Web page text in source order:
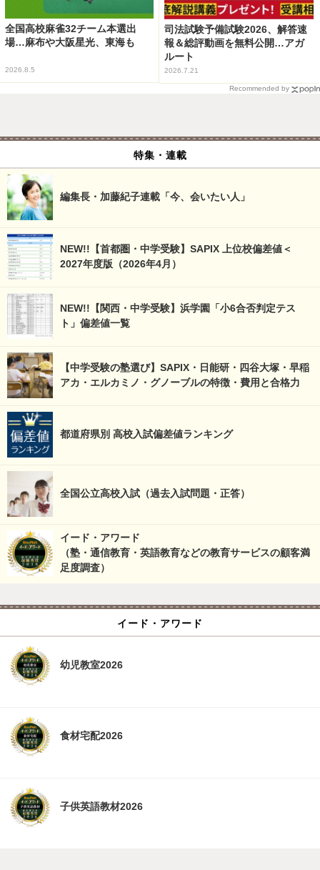
全国高校麻雀32チーム本選出
場…麻布や大阪星光、東海も
2026.8.5
司法試験予備試験2026、解答速
報＆総評動画を無料公開…アガ
ルート
2026.7.21
Recommended by
特集・連載
編集長・加藤紀子連載「今、会いたい人」
NEW!!【首都圏・中学受験】SAPIX 上位校偏差値＜
2027年度版（2026年4月）
NEW!!【関西・中学受験】浜学園「小6合否判定テス
ト」偏差値一覧
【中学受験の塾選び】SAPIX・日能研・四谷大塚・早稲
アカ・エルカミノ・グノーブルの特徴・費用と合格力
都道府県別 高校入試偏差値ランキング
全国公立高校入試（過去入試問題・正答）
イード・アワード
（塾・通信教育・英語教育などの教育サービスの顧客満
足度調査）
イード・アワード
幼児教室2026
食材宅配2026
子供英語教材2026